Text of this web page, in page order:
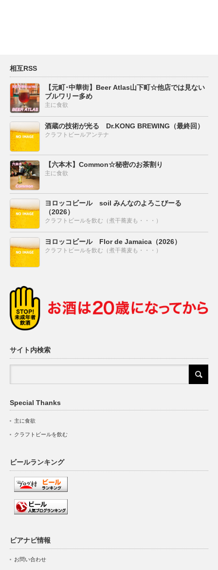
相互RSS
【元町･中華街】Beer Atlas山下町☆他店では見ない
ブルワリー多め
主に食欲
酒蔵の技術が光る Dr.KONG BREWING（最終回）
クラフトビールアンテナ
【六本木】Common☆秘密のお茶割り
主に食欲
ヨロッコビール soil みんなのよろこびーる
（2026）
クラフトビールを飲む（煮干蕎麦も・・・）
ヨロッコビール Flor de Jamaica（2026）
クラフトビールを飲む（煮干蕎麦も・・・）
サイト内検索
Special Thanks
主に食欲
クラフトビールを飲む
ビールランキング
ビアナビ情報
お問い合わせ